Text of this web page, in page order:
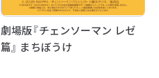
劇場版『チェンソーマン レゼ
篇』 まちぼうけ